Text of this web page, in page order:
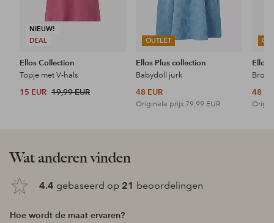
NIEUW!
DEAL
Ellos Collection
Topje met V-hals
15 EUR 19,99 EUR
OUTLET
Ellos Plus collection
Babydoll jurk
48 EUR
Originele prijs 79,99 EUR
Ellos
48
Wat anderen vinden
4.4 gebaseerd op 21 beoordelingen
Hoe wordt de maat ervaren?